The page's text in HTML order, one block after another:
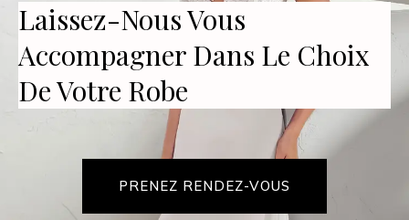
Laissez-Nous Vous
Accompagner Dans Le Choix
De Votre Robe
PRENEZ RENDEZ-VOUS